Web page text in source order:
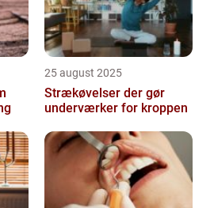
25 august 2025
Strækøvelser der gør
underværker for kroppen